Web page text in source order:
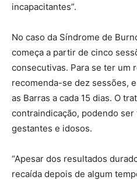
incapacitantes”.
No caso da Síndrome de
começa a partir de cinco
consecutivas. Para se ter um
recomenda-se dez sessões,
as Barras a cada 15 dias. O
contraindicação, podendo
gestantes e idosos.
“Apesar dos resultados
recaída depois de algum